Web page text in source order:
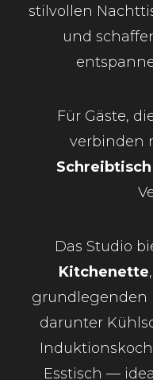
stilvollen
und
Für Gäste,
verbinden
Das Studio
Kitchenette
grundlegenden
darunter
Esstisch —